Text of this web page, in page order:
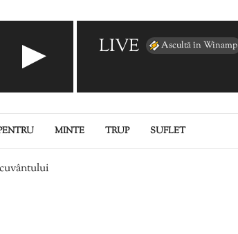
LIVE Ascultă în Winamp
MINTE TRUP SUFLET